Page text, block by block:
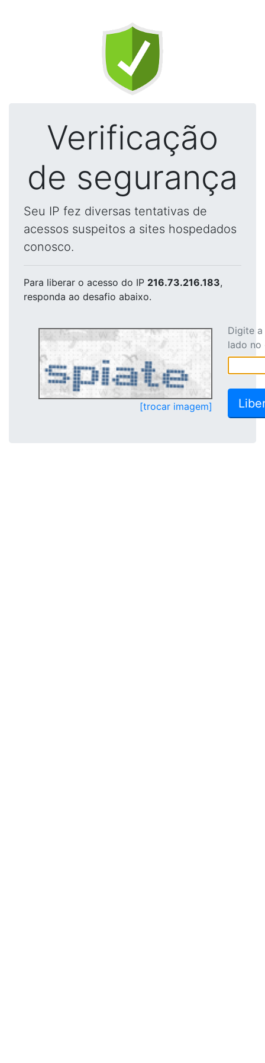
Verificação
de segurança
Seu IP fez diversas tentativas de
acessos suspeitos a sites hospedados
conosco.
Para liberar o acesso do IP 216.73.216.183,
responda ao desafio abaixo.
[trocar imagem]
Digite
lado no